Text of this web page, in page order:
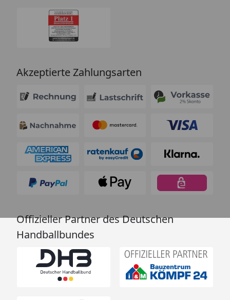
Akzeptierte Zahlungsarten
Offizieller Partner des Deutschen
Handballbundes